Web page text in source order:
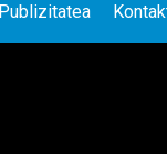
Publizitatea